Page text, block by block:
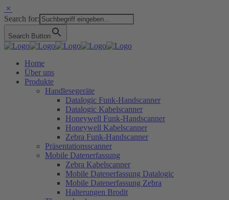
Search for:
Search Button
Home
Über uns
Produkte
Handlesegeräte
Datalogic Funk-Handscanner
Datalogic Kabelscanner
Honeywell Funk-Handscanner
Honeywell Kabelscanner
Zebra Funk-Handscanner
Präsentationsscanner
Mobile Datenerfassung
Zebra Kabelscanner
Mobile Datenerfassung Datalogic
Mobile Datenerfassung Zebra
Halterungen Brodit